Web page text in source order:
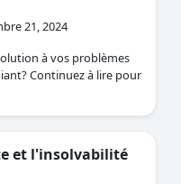
21, 2024
à vos problèmes
Continuez à lire pour
et l'insolvabilité